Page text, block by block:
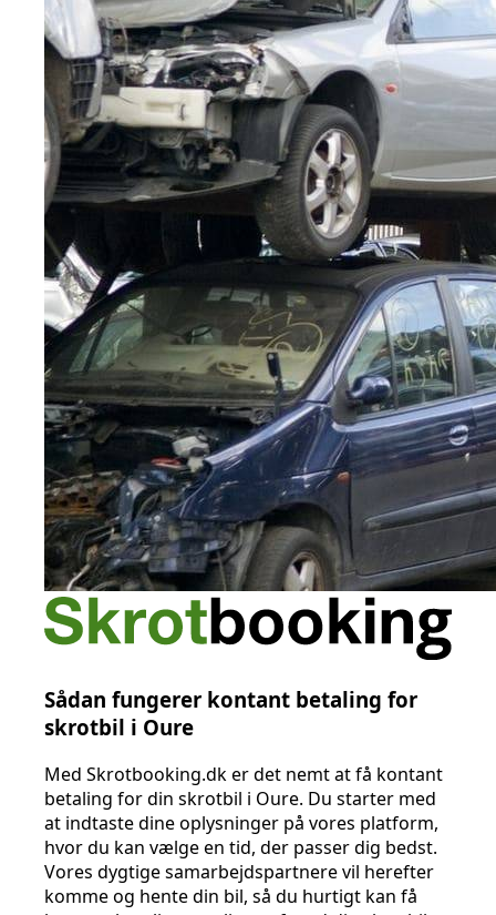
Sådan fungerer kontant betaling for
skrotbil i Oure
Med Skrotbooking.dk er det nemt at få kontant
betaling for din skrotbil i Oure. Du starter med
at indtaste dine oplysninger på vores platform,
hvor du kan vælge en tid, der passer dig bedst.
Vores dygtige samarbejdspartnere vil herefter
komme og hente din bil, så du hurtigt kan få